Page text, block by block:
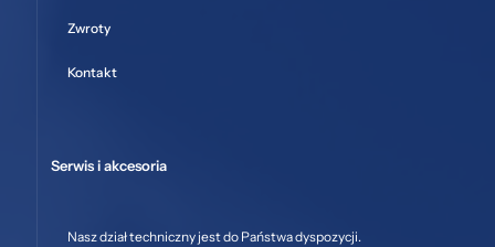
Zwroty
Kontakt
Serwis i akcesoria
Nasz dział techniczny jest do Państwa dyspozycji.